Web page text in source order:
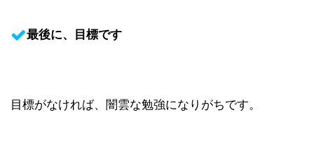
最後に、目標です
目標がなければ、闇雲な勉強になりがちです。